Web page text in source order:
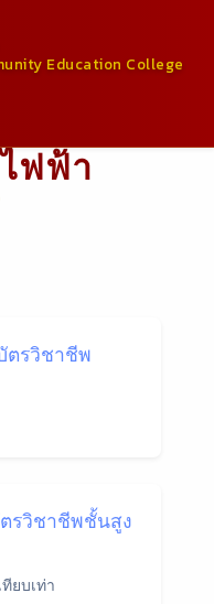
Education College
ฟฟ้า
ตรวิชาชีพ
รวิชาชีพชั้นสูง
ยบเท่า